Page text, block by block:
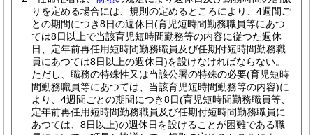
りを定める場合には、規則の定めるところにより、4週間ご
との期間につき8日の週休日(育児短時間勤務職員等にあつ
ては8日以上で当該育児短時間勤務等の内容に従つた週休
日、定年前再任用短時間勤務職員及び任期付短時間勤務職
員にあつては8日以上の週休日)を設けなければならない。
ただし、職務の特殊性又は当該公署の特殊の必要(育児短時
間勤務職員等にあつては、当該育児短時間勤務等の内容)に
より、4週間ごとの期間につき8日(育児短時間勤務職員等、
定年前再任用短時間勤務職員及び任期付短時間勤務職員に
あつては、8日以上)の週休日を設けることが困難である職